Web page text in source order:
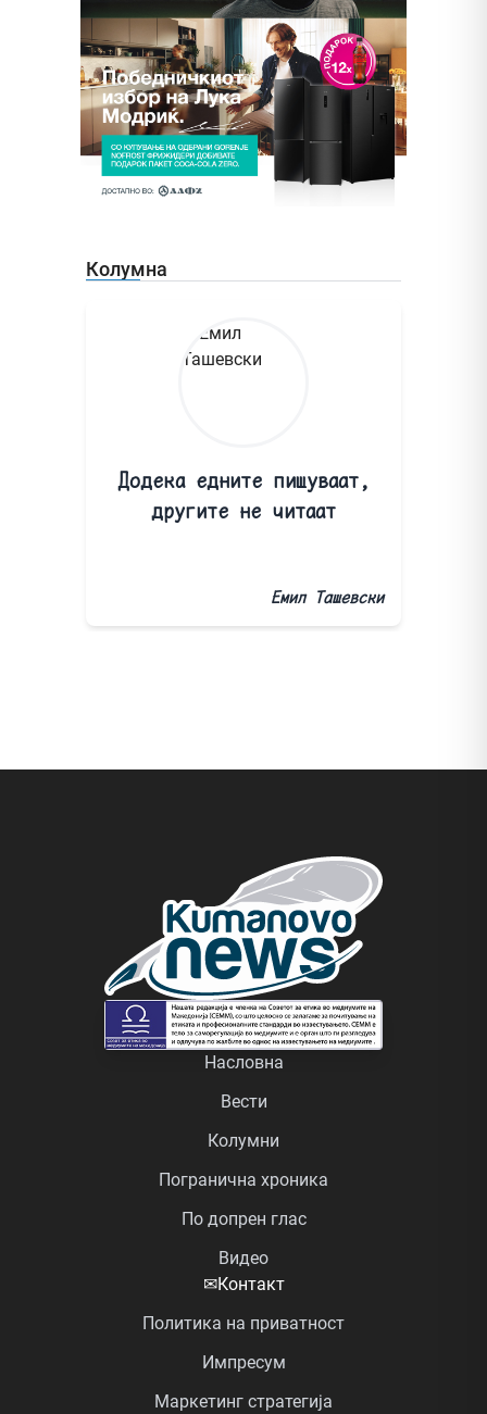
Колумна
Додека едните пишуваат,
другите не читаат
Емил Ташевски
Насловна
Вести
Колумни
Погранична хроника
По допрен глас
Видео
✉Контакт
Политика на приватност
Импресум
Маркетинг стратегија